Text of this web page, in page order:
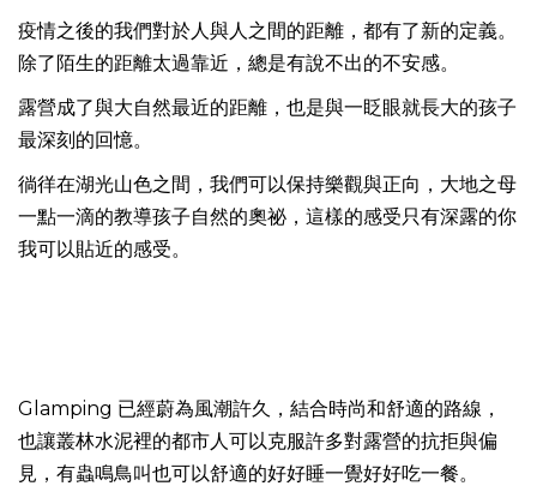
疫情之後的我們對於人與人之間的距離，都有了新的定義。
除了陌生的距離太過靠近，總是有說不出的不安感。
露營成了與大自然最近的距離，也是與一眨眼就長大的孩子
最深刻的回憶。
徜徉在湖光山色之間，我們可以保持樂觀與正向，大地之母
一點一滴的教導孩子自然的奧祕，這樣的感受只有深露的你
我可以貼近的感受。
Glamping 已經蔚為風潮許久，結合時尚和舒適的路線，
也讓叢林水泥裡的都市人可以克服許多對露營的抗拒與偏
見，有蟲鳴鳥叫也可以舒適的好好睡一覺好好吃一餐。